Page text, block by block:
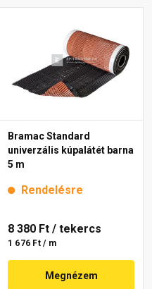
Bramac Standard
univerzális kúpalátét barna
5 m
Rendelésre
8 380 Ft / tekercs
1 676 Ft / m
Megnézem